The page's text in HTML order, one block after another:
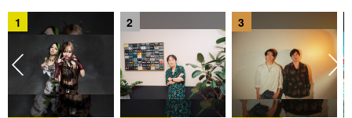
1 2 3